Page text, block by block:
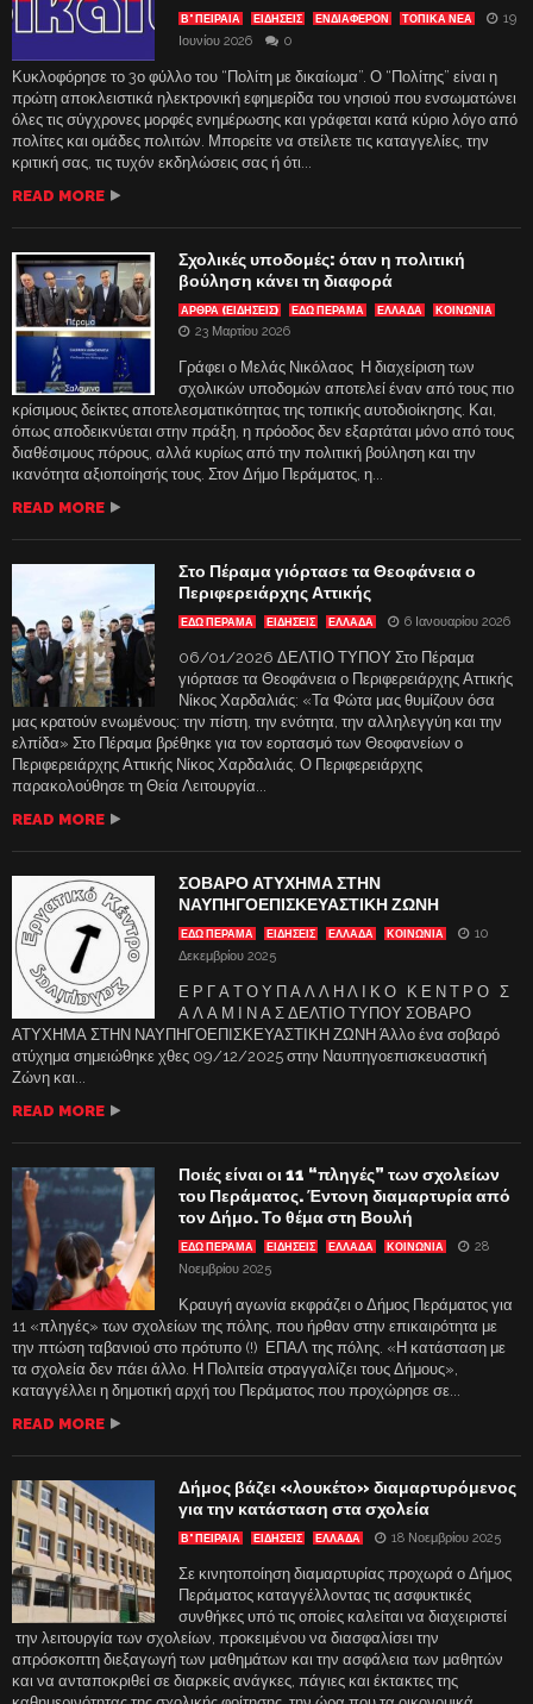
Β' ΠΕΙΡΑΙΑ ΕΙΔΗΣΕΙΣ ΕΝΔΙΑΦΈΡΟΝ ΤΟΠΙΚΑ ΝΕΑ
19
Ιουνίου 2026
0
Κυκλοφόρησε το 3ο φύλλο του “Πολίτη με δικαίωμα”. Ο “Πολίτης” είναι η
πρώτη αποκλειστικά ηλεκτρονική εφημερίδα του νησιού που ενσωματώνει
όλες τις σύγχρονες μορφές ενημέρωσης και γράφεται κατά κύριο λόγο από
πολίτες και ομάδες πολιτών. Μπορείτε να στείλετε τις καταγγελίες, την
κριτική σας, τις τυχόν εκδηλώσεις σας ή ότι...
READ MORE
Σχολικές υποδομές: όταν η πολιτική
βούληση κάνει τη διαφορά
ΑΡΘΡΑ (ΕΙΔΗΣΕΙΣ) ΕΔΩ ΠΕΡΑΜΑ ΕΛΛΑΔΑ ΚΟΙΝΩΝΙΑ
23 Μαρτίου 2026
Γράφει ο Μελάς Νικόλαος Η διαχείριση των
σχολικών υποδομών αποτελεί έναν από τους πιο
κρίσιμους δείκτες αποτελεσματικότητας της τοπικής αυτοδιοίκησης. Και,
όπως αποδεικνύεται στην πράξη, η πρόοδος δεν εξαρτάται μόνο από τους
διαθέσιμους πόρους, αλλά κυρίως από την πολιτική βούληση και την
ικανότητα αξιοποίησής τους. Στον Δήμο Περάματος, η...
READ MORE
Στο Πέραμα γιόρτασε τα Θεοφάνεια ο
Περιφερειάρχης Αττικής
ΕΔΩ ΠΕΡΑΜΑ ΕΙΔΗΣΕΙΣ ΕΛΛΑΔΑ 6 Ιανουαρίου 2026
06/01/2026 ΔΕΛΤΙΟ ΤΥΠΟΥ Στο Πέραμα
γιόρτασε τα Θεοφάνεια ο Περιφερειάρχης Αττικής
Νίκος Χαρδαλιάς: «Τα Φώτα μας θυμίζουν όσα
μας κρατούν ενωμένους: την πίστη, την ενότητα, την αλληλεγγύη και την
ελπίδα» Στο Πέραμα βρέθηκε για τον εορτασμό των Θεοφανείων ο
Περιφερειάρχης Αττικής Νίκος Χαρδαλιάς. Ο Περιφερειάρχης
παρακολούθησε τη Θεία Λειτουργία...
READ MORE
ΣΟΒΑΡΟ ΑΤΥΧΗΜΑ ΣΤΗΝ
ΝΑΥΠΗΓΟΕΠΙΣΚΕΥΑΣΤΙΚΗ ΖΩΝΗ
ΕΔΩ ΠΕΡΑΜΑ ΕΙΔΗΣΕΙΣ ΕΛΛΑΔΑ ΚΟΙΝΩΝΙΑ
10
Δεκεμβρίου 2025
Ε Ρ Γ Α Τ Ο Υ Π Α Λ Λ Η Λ Ι Κ Ο Κ Ε Ν Τ Ρ Ο Σ
Α Λ Α Μ Ι Ν Α Σ ΔΕΛΤΙΟ ΤΥΠΟΥ ΣΟΒΑΡΟ
ΑΤΥΧΗΜΑ ΣΤΗΝ ΝΑΥΠΗΓΟΕΠΙΣΚΕΥΑΣΤΙΚΗ ΖΩΝΗ Άλλο ένα σοβαρό
ατύχημα σημειώθηκε χθες 09/12/2025 στην Ναυπηγοεπισκευαστική
Ζώνη και...
READ MORE
Ποιές είναι οι 11 “πληγές” των σχολείων
του Περάματος. Έντονη διαμαρτυρία από
τον Δήμο. Το θέμα στη Βουλή
ΕΔΩ ΠΕΡΑΜΑ ΕΙΔΗΣΕΙΣ ΕΛΛΑΔΑ ΚΟΙΝΩΝΙΑ
28
Νοεμβρίου 2025
Κραυγή αγωνία εκφράζει ο Δήμος Περάματος για
11 «πληγές» των σχολείων της πόλης, που ήρθαν στην επικαιρότητα με
την πτώση ταβανιού στο πρότυπο (!) ΕΠΑΛ της πόλης. «Η κατάσταση με
τα σχολεία δεν πάει άλλο. Η Πολιτεία στραγγαλίζει τους Δήμους»,
καταγγέλλει η δημοτική αρχή του Περάματος που προχώρησε σε...
READ MORE
Δήμος βάζει «λουκέτο» διαμαρτυρόμενος
για την κατάσταση στα σχολεία
Β' ΠΕΙΡΑΙΑ ΕΙΔΗΣΕΙΣ ΕΛΛΑΔΑ 18 Νοεμβρίου 2025
Σε κινητοποίηση διαμαρτυρίας προχωρά ο Δήμος
Περάματος καταγγέλλοντας τις ασφυκτικές
συνθήκες υπό τις οποίες καλείται να διαχειριστεί
την λειτουργία των σχολείων, προκειμένου να διασφαλίσει την
απρόσκοπτη διεξαγωγή των μαθημάτων και την ασφάλεια των μαθητών
και να ανταποκριθεί σε διαρκείς ανάγκες, πάγιες και έκτακτες της